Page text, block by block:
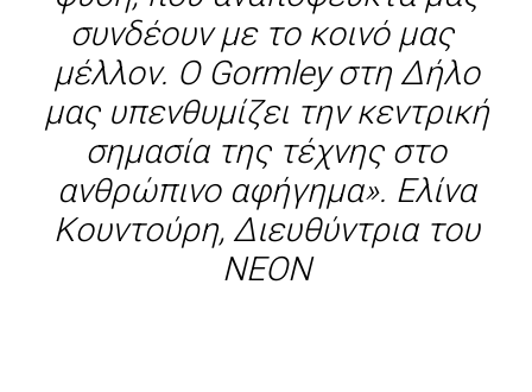
συνδέουν με το κοινό μας
μέλλον. Ο Gormley στη Δήλο
μας υπενθυμίζει την κεντρική
σημασία της τέχνης στο
ανθρώπινο αφήγημα». Ελίνα
Κουντούρη, Διευθύντρια του
ΝΕΟΝ